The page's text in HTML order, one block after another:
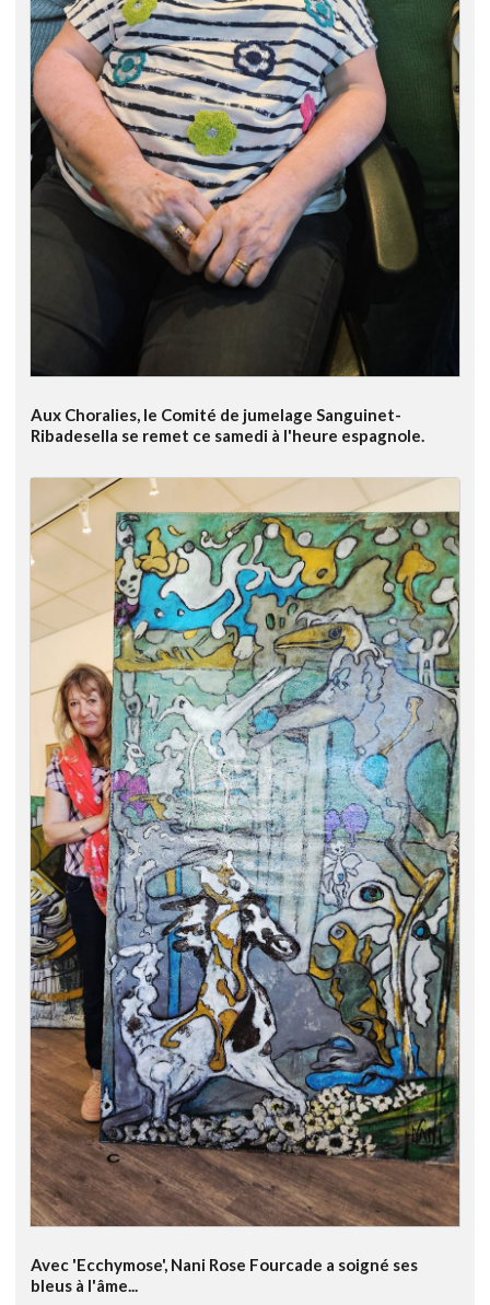
Aux Choralies, le Comité de jumelage Sanguinet-
Ribadesella se remet ce samedi à l'heure espagnole.
Avec 'Ecchymose', Nani Rose Fourcade a soigné ses
bleus à l'âme...